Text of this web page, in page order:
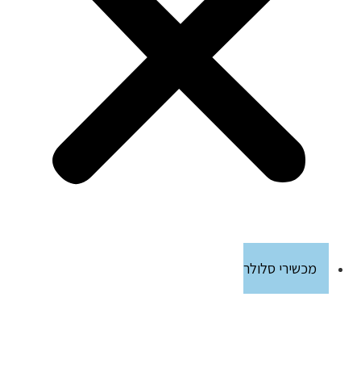
מכשירי סלולר